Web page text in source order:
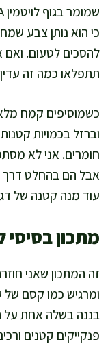
כי הוא נותן צבע
להסכים לטעום.
תתפלאו כמה זה
כשמוסיפים קמח
חומרים. אני לא
אבל הם בהחלט דרך
עוד מנה קטנה של
מתכון בסיסי
זה המתכון שאני
ומרגיש כמו קסם של
בננה בשלה אחת על
פנקייקים קטנים